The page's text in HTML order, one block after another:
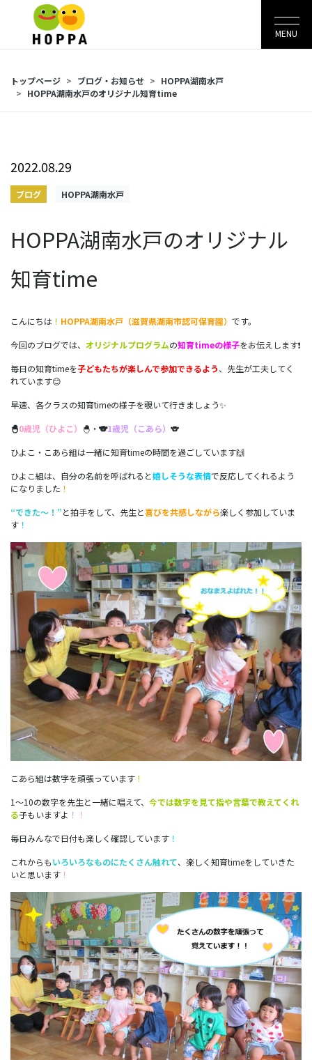
MENU
トップページ ブログ・お知らせ
HOPPA湖南水戸
HOPPA湖南水戸のオリジナル知育time
2022.08.29
ブログ HOPPA湖南水戸
HOPPA湖南水戸のオリジナル
知育time
こんにちは ！ HOPPA湖南水戸（滋賀県湖南市認可保育園） です。
今回のブログでは、 オリジナルプログラムの知育timeの様子をお伝えします❗
毎日の知育timeを子どもたちが楽しんで参加できるよう、先生が工夫してく
れています😊
早速、各クラスの知育timeの様子を覗いて行きましょう✨
🐣0歳児（ひよこ） 🐣・ 🐨1歳児（こあら） 🐨
ひよこ・こあら組は一緒に知育timeの時間を過ごしています🙌
ひよこ組は、自分の名前を呼ばれると嬉しそうな表情で反応してくれるよう
になりました ！
“できた～！”と拍手をして、先生と喜びを共感しながら楽しく参加していま
す ！
こあら組は数字を頑張っています ！
1～10の数字を先生と一緒に唱えて、 今では数字を見て指や言葉で教えてくれ
る子もいますよ ！
！
毎日みんなで日付も楽しく確認しています ！
これからもいろいろなものにたくさん触れて、楽しく知育timeをしていきた
いと思います ！